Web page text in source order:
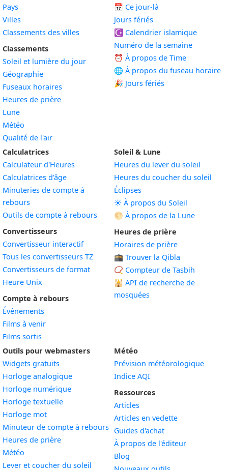
Pays
Villes
Classements des villes
Classements
Soleil et lumière du jour
Géographie
Fuseaux horaires
Heures de prière
Lune
Météo
Qualité de l'air
📅 Ce jour-là
Jours fériés
☪️ Calendrier islamique
Numéro de la semaine
⏰ À propos de Time
🌐 À propos du fuseau horaire
🎉 Jours fériés
Calculatrices
Calculateur d'Heures
Calculatrices d'âge
Minuteries de compte à
rebours
Outils de compte à rebours
Convertisseurs
Convertisseur interactif
Tous les convertisseurs TZ
Convertisseurs de format
Heure Unix
Compte à rebours
Événements
Films à venir
Films sortis
Soleil & Lune
Heures du lever du soleil
Heures du coucher du soleil
Éclipses
☀️ À propos du Soleil
🌕 À propos de la Lune
Heures de prière
Horaires de prière
🕋 Trouver la Qibla
📿 Compteur de Tasbih
🕌 API de recherche de
mosquées
Outils pour webmasters
Widgets gratuits
Horloge analogiqueWidget
Horloge numériqueWidget
Horloge textuelleWidget
Horloge motWidget
Minuteur de compte à rebours Widget
Heures de prièreWidget
Météo
Lever et coucher du soleil
Météo
Prévision météorologique
Indice AQI
Ressources
Articles
Articles en vedette
Guides d'achat
À propos de l'éditeur
Blog